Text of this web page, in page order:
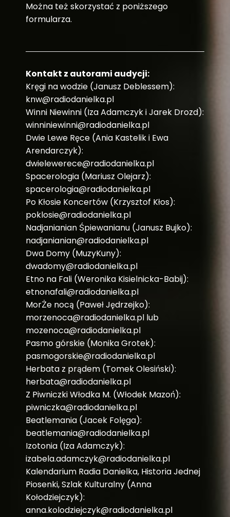
Można też skorzystać z poniższego
formularza.
Kontakt z autorami audycji:
Kręgi na wodzie (Janusz Deblessem):
knw@radiodanielka.pl
Winni Niewinni (Iza Adamczyk i Jarek Drozd):
winniniewinni@radiodanielka.pl
Dwie Lewe Ręce (Ania Kastelik i Ewa
Arendarczyk):
dwielewerece@radiodanielka.pl
Spacerologia (Mariusz Olejarz):
spacerologia@radiodanielka.pl
Po Kłosie Koncertów (Krzysztof Kłos):
poklosie@radiodanielka.pl
Nadjanianian Śpiewanianu (Janusz Bujko):
nadjanianian@radiodanielka.pl
Dwa Domy (MuzyKuny):
dwadomy@radiodanielka.pl
Etno na Fali (Weronika Kisielnicka-Babij):
etnonafali@radiodanielka.pl
MorŻe nocą (Paweł Jędrzejko):
morzenoca@radiodanielka.pl lub
mozenoca@radiodanielka.pl
Pasmo górskie (Monika Grotek):
pasmogorskie@radiodanielka.pl
Herbata z prądem (Tomek Olesiński):
herbata@radiodanielka.pl
Z Piwniczki Włodka M. (Włodek Mazoń):
piwniczka@radiodanielka.pl
Beatlemania (Jacek Folęga):
beatlemania@radiodanielka.pl
Izotonia (Iza Adamczyk):
izabela.adamczyk@radiodanielka.pl
Kalendarium Radia Danielka, Historia Jednej
Piosenki, Szlak Kulturalny (Anna
Kołodziejczyk):
anna.kolodziejczyk@radiodanielka.pl